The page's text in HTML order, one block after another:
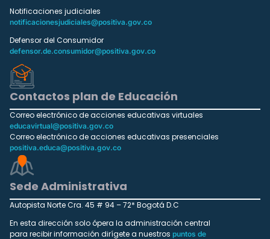
Notificaciones judiciales
notificacionesjudiciales@positiva.gov.co
Defensor del Consumidor
defensor.de.consumidor@positiva.gov.co
Contactos plan de Educación
Correo electrónico de acciones educativas virtuales
educavirtual@positiva.gov.co
Correo electrónico de acciones educativas presenciales
positiva.educa@positiva.gov.co
Sede Administrativa
Autopista Norte Cra. 45 # 94 – 72* Bogotá D.C
En esta dirección solo ópera la administración central
para recibir información dirígete a nuestros puntos de